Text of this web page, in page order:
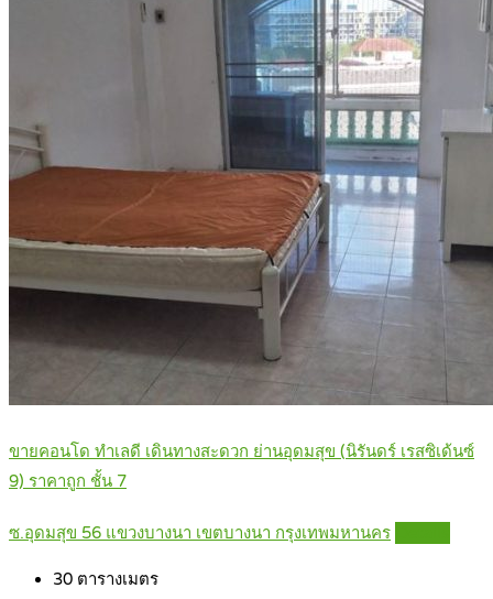
ขายคอนโด ทำเลดี เดินทางสะดวก ย่านอุดมสุข (นิรันดร์ เรสซิเด้นซ์
9) ราคาถูก ชั้น 7
ซ.อุดมสุข 56 แขวงบางนา เขตบางนา กรุงเทพมหานคร
30 ตารางเมตร